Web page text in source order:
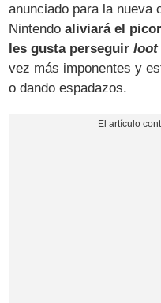
anunciado para la nueva
Nintendoaliviará el
les gusta perseguirloot
vez más imponentes y
o dando espadazos.